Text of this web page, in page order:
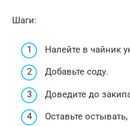
Шаги:
Налейте в чайник
Добавьте соду.
Доведите до
Оставьте